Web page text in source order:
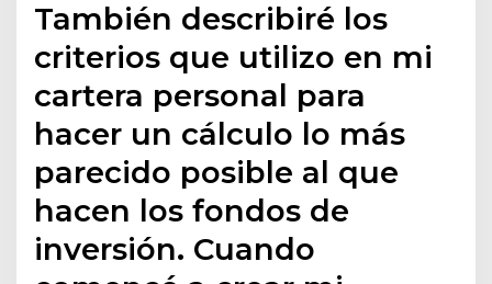
También describiré los
criterios que utilizo en mi
cartera personal para
hacer un cálculo lo más
parecido posible al que
hacen los fondos de
inversión. Cuando